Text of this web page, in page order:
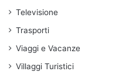
Televisione
Trasporti
Viaggi e Vacanze
Villaggi Turistici